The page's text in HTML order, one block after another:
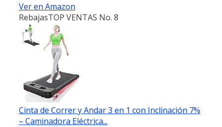
Ver en Amazon
RebajasTOP VENTAS No. 8
Cinta de Correr y Andar 3 en 1 con Inclinación 7%
– Caminadora Eléctrica...